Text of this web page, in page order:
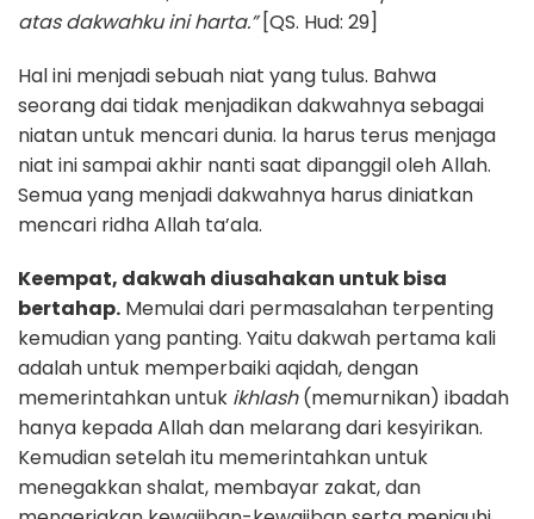
atas dakwahku ini harta.”[QS. Hud: 29]
Hal ini menjadi sebuah niat yang tulus. Bahwa
seorang dai tidak menjadikan dakwahnya sebagai
niatan untuk mencari dunia. la harus terus menjaga
niat ini sampai akhir nanti saat dipanggil oleh Allah.
Semua yang menjadi dakwahnya harus diniatkan
mencari ridha Allah ta’ala.
Keempat, dakwah diusahakan untuk bisa
bertahap. Memulai dari permasalahan terpenting
kemudian yang panting. Yaitu dakwah pertama kali
adalah untuk memperbaiki aqidah, dengan
memerintahkan untuk ikhlash(memurnikan) ibadah
hanya kepada Allah dan melarang dari kesyirikan.
Kemudian setelah itu memerintahkan untuk
menegakkan shalat, membayar zakat, dan